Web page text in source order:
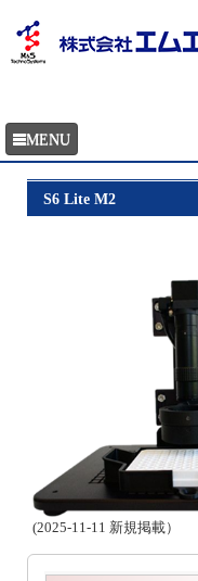
S6 Lite M2
(2025-11-11 新規掲載）